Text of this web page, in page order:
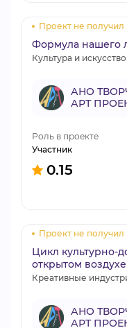
Проект не
Формула нашего
Культура и искусство
АНО
АРТ
Роль в проекте
Участник
0.15
Проект не
Цикл культурно-
открытом
Креативные
АНО
АРТ